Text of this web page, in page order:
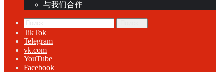
与我们合作
TikTok
Telegram
vk.com
YouTube
Facebook